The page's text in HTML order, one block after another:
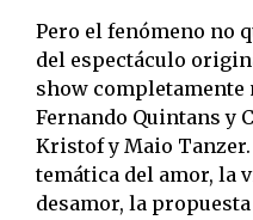
Pero el fenómeno no
del espectáculo
show completamente
Fernando Quintans y
Kristof y Maio
temática del amor, la
desamor, la